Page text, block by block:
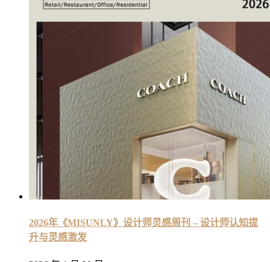
2026年《MISUNLY》设计师灵感周刊 – 设计师认知提
升与灵感激发